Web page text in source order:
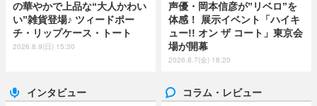
の華やかで上品な“大人かわい
い”雑貨登場♪ ツィードポー
チ・リップケース・トート
2026.8.9(日) 15:30
声優・岡本信彦が”リベロ”を
体感！ 展示イベント「ハイキ
ュー!! オン ザ コート」東京会
場が開幕
2026.8.7(金) 18:20
インタビュー コラム・レビュー